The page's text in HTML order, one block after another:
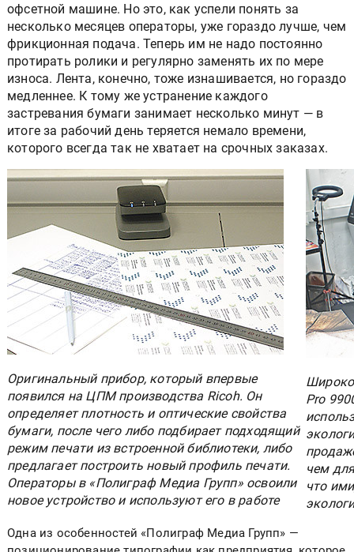
офсетной машине. Но это, как успели понять за
несколько месяцев операторы, уже гораздо лучше, чем
фрикционная подача. Теперь им не надо постоянно
протирать ролики и регулярно заменять их по мере
износа. Лента, конечно, тоже изнашивается, но гораздо
медленнее. К тому же устранение каждого
застревания бумаги занимает несколько минут — в
итоге за рабочий день теряется немало времени,
которого всегда так не хватает на срочных заказах.
Оригинальный прибор, который впервые
появился на ЦПМ производства Ricoh. Он
определяет плотность и оптические свойства
бумаги, после чего либо подбирает подходящий
режим печати из встроенной библиотеки, либо
предлагает построить новый профиль печати.
Операторы в «Полиграф Медиа Групп» освоили
новое устройство и используют его в работе
Pro
чем
что
Одна из особенностей «Полиграф Медиа Групп» —